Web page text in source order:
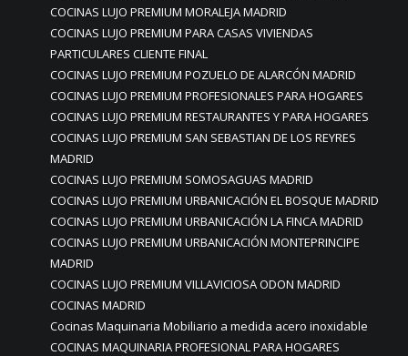
COCINAS LUJO PREMIUM MORALEJA MADRID
COCINAS LUJO PREMIUM PARA CASAS VIVIENDAS
PARTICULARES CLIENTE FINAL
COCINAS LUJO PREMIUM POZUELO DE ALARCÓN MADRID
COCINAS LUJO PREMIUM PROFESIONALES PARA HOGARES
COCINAS LUJO PREMIUM RESTAURANTES Y PARA HOGARES
COCINAS LUJO PREMIUM SAN SEBASTIAN DE LOS REYRES
MADRID
COCINAS LUJO PREMIUM SOMOSAGUAS MADRID
COCINAS LUJO PREMIUM URBANICACIÓN EL BOSQUE MADRID
COCINAS LUJO PREMIUM URBANICACIÓN LA FINCA MADRID
COCINAS LUJO PREMIUM URBANICACIÓN MONTEPRINCIPE
MADRID
COCINAS LUJO PREMIUM VILLAVICIOSA ODON MADRID
COCINAS MADRID
Cocinas Maquinaria Mobiliario a medida acero inoxidable
COCINAS MAQUINARIA PROFESIONAL PARA HOGARES